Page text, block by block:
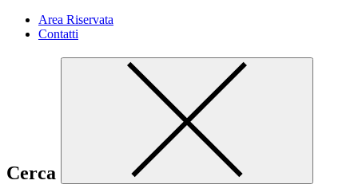
Area Riservata
Contatti
Cerca